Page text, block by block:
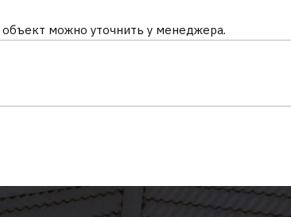
можно уточнить у менеджера.